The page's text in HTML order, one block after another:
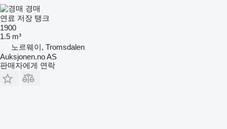
경매
연료 저장 탱크
1900
1.5 m³
노르웨이, Tromsdalen
Auksjonen.no AS
판매자에게 연락